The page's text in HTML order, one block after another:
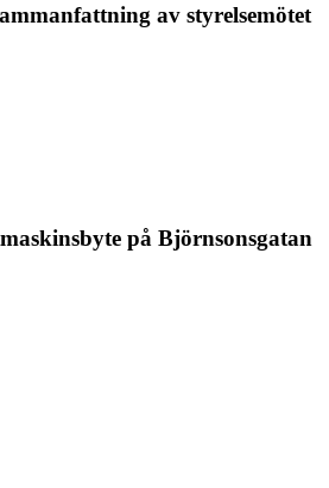
av styrelsemötet
på Björnsonsgatan